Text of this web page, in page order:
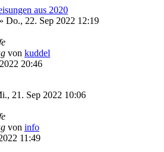
aus 2020
» Do., 22. Sep 2022 12:19
von kuddel
20:46
21. Sep 2022 10:06
von info
11:49